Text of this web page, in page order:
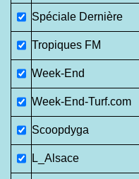
Spéciale Dernière
Tropiques FM
Week-End
Week-End-Turf.com
Scoopdyga
L_Alsace